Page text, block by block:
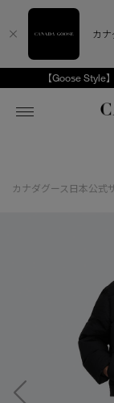
【Goose Style
ディ
アン
スプ
新着
ベス
サマ
サマ
新着
ベス
サマ
サマ
ベビ
キッ
ユー
コレ
ウェ
品の
ア
カナダグース日本公式
カナ